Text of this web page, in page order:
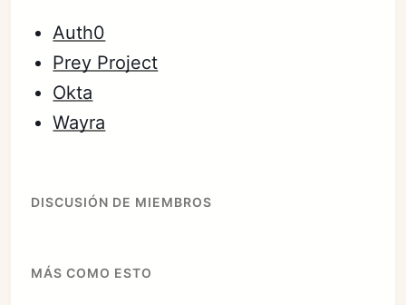
Auth0
Prey Project
Okta
Wayra
DISCUSIÓN DE MIEMBROS
MÁS COMO ESTO